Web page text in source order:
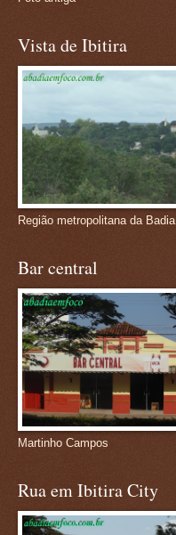
Vista de Ibitira
Região metropolitana da Badia
Bar central
Martinho Campos
Rua em Ibitira City